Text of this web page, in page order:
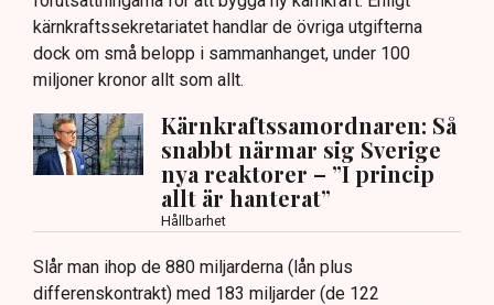
kärnkraftssekretariatet handlar de övriga utgifterna
dock om små belopp i sammanhanget, under 100
miljoner kronor allt som allt.
Kärnkraftssamordnaren: Så
snabbt närmar sig Sverige
nya reaktorer – ”I princip
allt är hanterat”
Hållbarhet
Slår man ihop de 880 miljarderna (lån plus
differenskontrakt) med 183 miljarder (de 122